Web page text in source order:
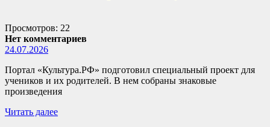
Просмотров: 22
Нет комментариев
24.07.2026
Портал «Культура.РФ» подготовил специальный проект для
учеников и их родителей. В нем собраны знаковые
произведения
Читать далее